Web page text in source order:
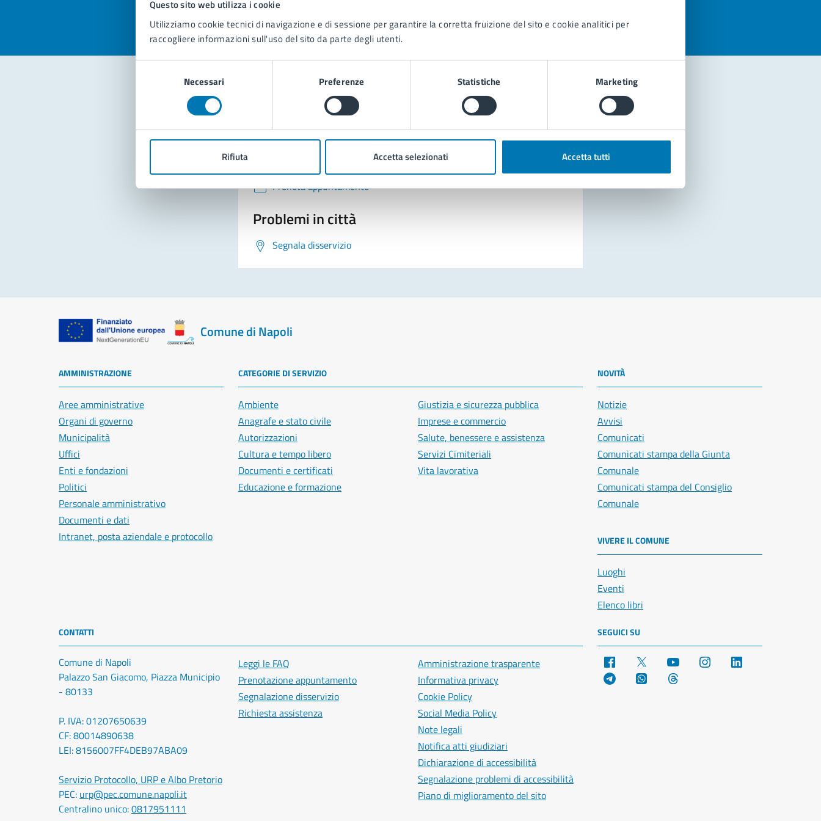
Questo sito web utilizza i cookie
Utilizziamo cookie tecnici di navigazione e di sessione per garantire la corretta fruizione del sito e cookie analitici per
raccogliere informazioni sull'uso del sito da parte degli utenti.
Necessari Preferenze Statistiche Marketing
Rifiuta Accetta selezionati Accetta tutti
Contatta il comune
Leggi le domande frequenti
Prenota appuntamento
Problemi in città
Segnala disservizio
Comune di Napoli
AMMINISTRAZIONE
Aree amministrative
Organi di governo
Municipalità
Uffici
Enti e fondazioni
Politici
Personale amministrativo
Documenti e dati
Intranet, posta aziendale e protocollo
CATEGORIE DI SERVIZIO
Ambiente
Anagrafe e stato civile
Autorizzazioni
Cultura e tempo libero
Documenti e certificati
Educazione e formazione
Giustizia e sicurezza pubblica
Imprese e commercio
Salute, benessere e assistenza
Servizi Cimiteriali
Vita lavorativa
NOVITÀ
Notizie
Avvisi
Comunicati
Comunicati stampa della Giunta
Comunale
Comunicati stampa del Consiglio
Comunale
VIVERE IL COMUNE
Luoghi
Eventi
Elenco libri
CONTATTI
Comune di Napoli
Palazzo San Giacomo, Piazza Municipio
- 80133
P. IVA: 01207650639
CF: 80014890638
LEI: 8156007FF4DEB97ABA09
Servizio Protocollo, URP e Albo Pretorio
PEC: urp@pec.comune.napoli.it
Centralino unico:0817951111
Leggi le FAQ
Prenotazione appuntamento
Segnalazione disservizio
Richiesta assistenza
Amministrazione trasparente
Informativa privacy
Cookie Policy
Social Media Policy
Note legali
Notifica atti giudiziari
Dichiarazione di accessibilità
Segnalazione problemi di accessibilità
Piano di miglioramento del sito
SEGUICI SU
Facebook YouTube Instagram
Telegram WhatsApp